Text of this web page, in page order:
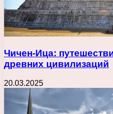
Чичен-Ица:
древних цивилизаций
20.03.2025